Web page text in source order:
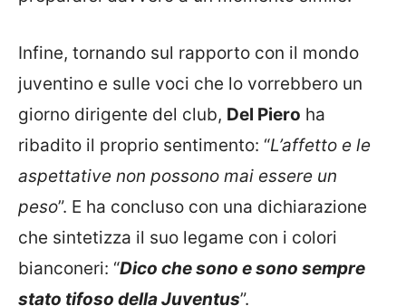
Infine, tornando sul rapporto con il mondo
juventino e sulle voci che lo vorrebbero un
giorno dirigente del club, Del Piero ha
ribadito il proprio sentimento: “L’affetto e le
aspettative non possono mai essere un
peso”. E ha concluso con una dichiarazione
che sintetizza il suo legame con i colori
bianconeri: “Dico che sono e sono sempre
stato tifoso della Juventus”.